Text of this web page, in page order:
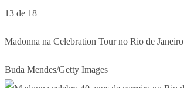
13 de 18
Madonna na Celebration Tour no Rio de Janeiro
Buda Mendes/Getty Images